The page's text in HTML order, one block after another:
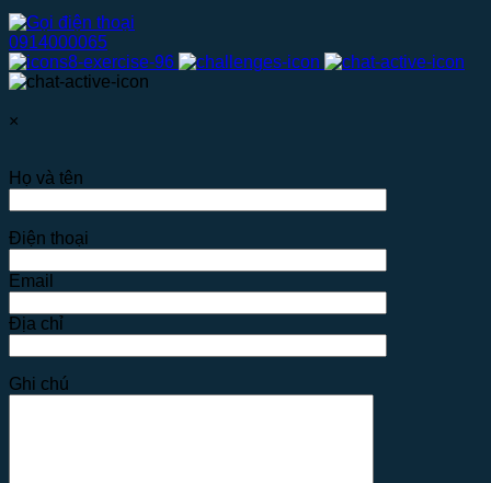
0914000065
×
Họ và tên
Điện thoại
Email
Địa chỉ
Ghi chú